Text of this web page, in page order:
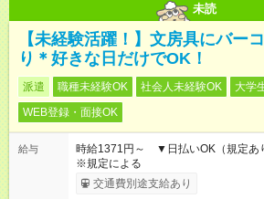
未読
【未経験活躍！】文房具にバー
り＊好きな日だけでOK！
派遣 職種未経験OK 社会人未経験OK 大学
WEB登録・面接OK
給与
時給1371円～ ▼日払いOK（規定
※規定による
交通費別途支給あり